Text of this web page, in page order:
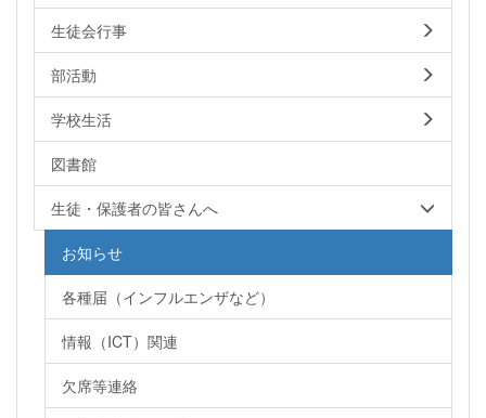
生徒会行事
部活動
学校生活
図書館
生徒・保護者の皆さんへ
お知らせ
各種届（インフルエンザなど）
情報（ICT）関連
欠席等連絡